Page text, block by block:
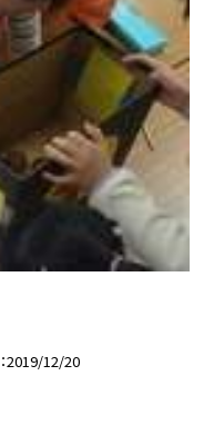
2019/12/20